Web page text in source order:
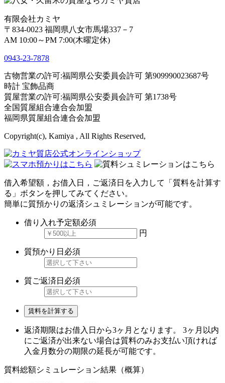
有限会社カミヤ
〒834-0023 福岡県八女市馬場337－7
AM 10:00～PM 7:00(木曜定休)
0943-23-7878
古物営業の許可:福岡県公安委員会許可 第909990023687号
時計 宝飾品商
質屋営業の許可:福岡県公安委員会許可 第1738号
全国質屋組合連合会加盟
福岡県質屋組合連合会加盟
Copyright(c), Kamiya , All Rights Reserved,
借入希望額，お借入日，ご返済日を入力して「質料を計算す
る」ボタンを押してみてください。
簡単に質預かりの返済シュミレーションが可能です。
借り入れ予定額必須
円
質預かり日 必須
質ご返済日 必須
賃料を計算する
返済期限はお借入日から3ヶ月となります。 3ヶ月以内
にご返済が出来ない場合は質料のみお支払い頂ければ
入金月数分の期限の延長が可能です。
質料総額シミュレーション結果（概算）